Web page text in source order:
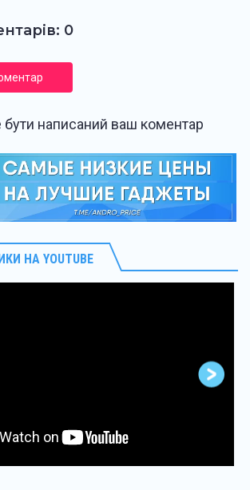
0
написаний ваш коментар
НА YOUTUBE